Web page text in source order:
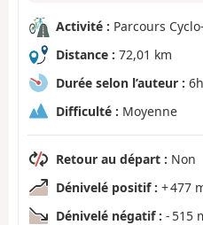
Activité : Parcours
Distance : 72,01 km
Durée selon l’auteur : 6h
Difficulté : Moyenne
Retour au départ : Non
Dénivelé positif : + 477
Dénivelé négatif : - 515